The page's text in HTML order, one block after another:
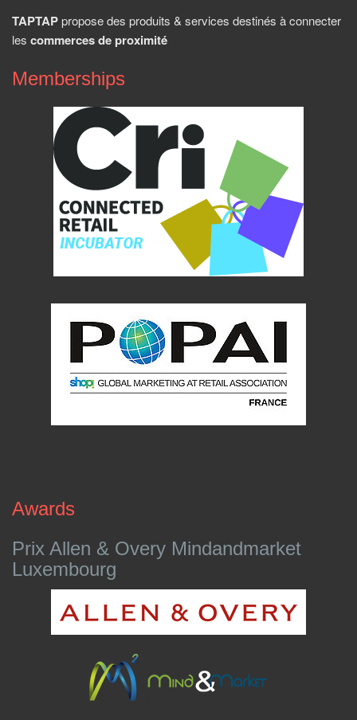
TAPTAPpropose des produits & services destinés à connecter
les commerces de proximité
Memberships
Awards
Prix Allen & Overy Mindandmarket
Luxembourg